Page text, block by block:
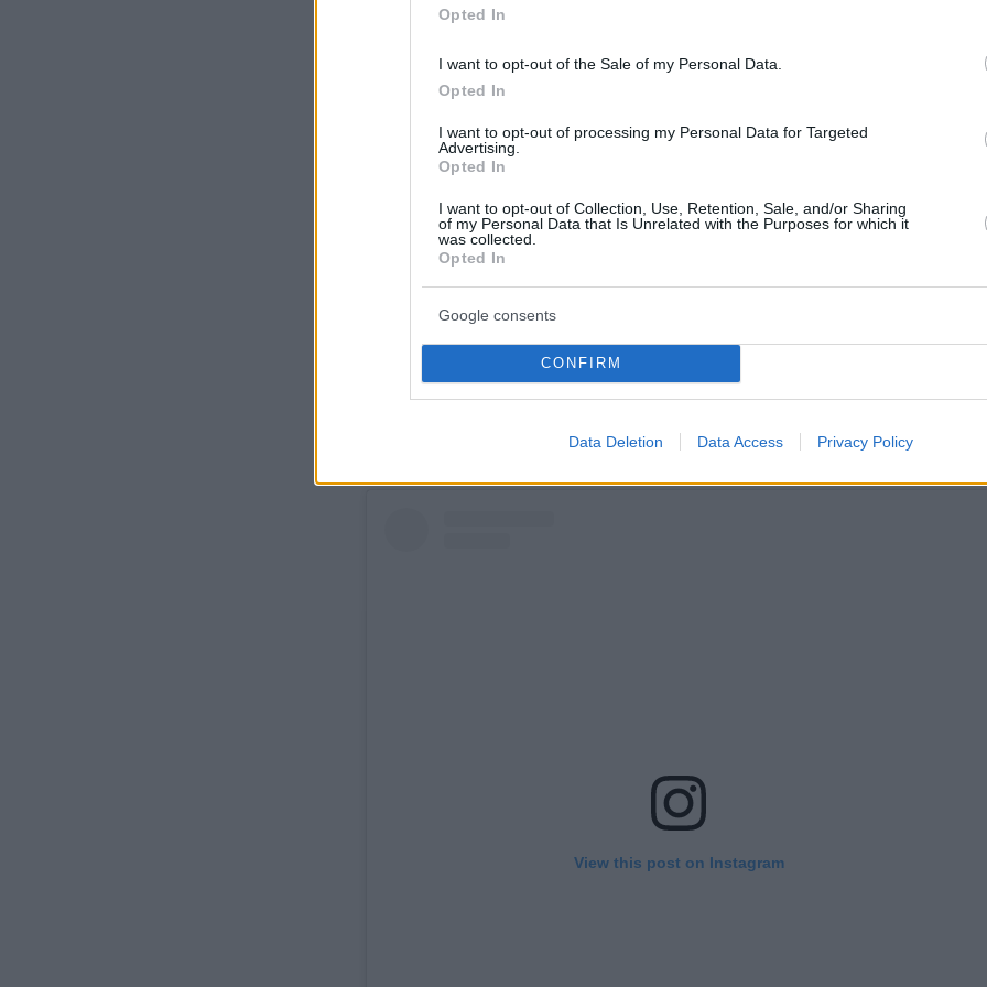
Opted In
I want to opt-out of the Sale of my Personal Data.
Opted In
I want to opt-out of processing my Personal Data for Targeted
Advertising.
Opted In
I want to opt-out of Collection, Use, Retention, Sale, and/or Sharing
of my Personal Data that Is Unrelated with the Purposes for which it
was collected.
Opted In
Google consents
CONFIRM
Data Deletion Data Access Privacy Policy
Lucas Bravo in Louis Gabriel Nouchi’s “AMERICAN PSYCHO”
… i’m obsessed !!!pic.twitter.com/BQvtfSPNEX
— jackie 🕸️ (@chismosacowgirl)January 19, 2023
View this post on Instagram